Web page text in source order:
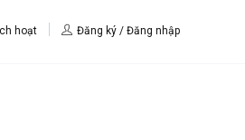
hoạt Đăng ký / Đăng nhập